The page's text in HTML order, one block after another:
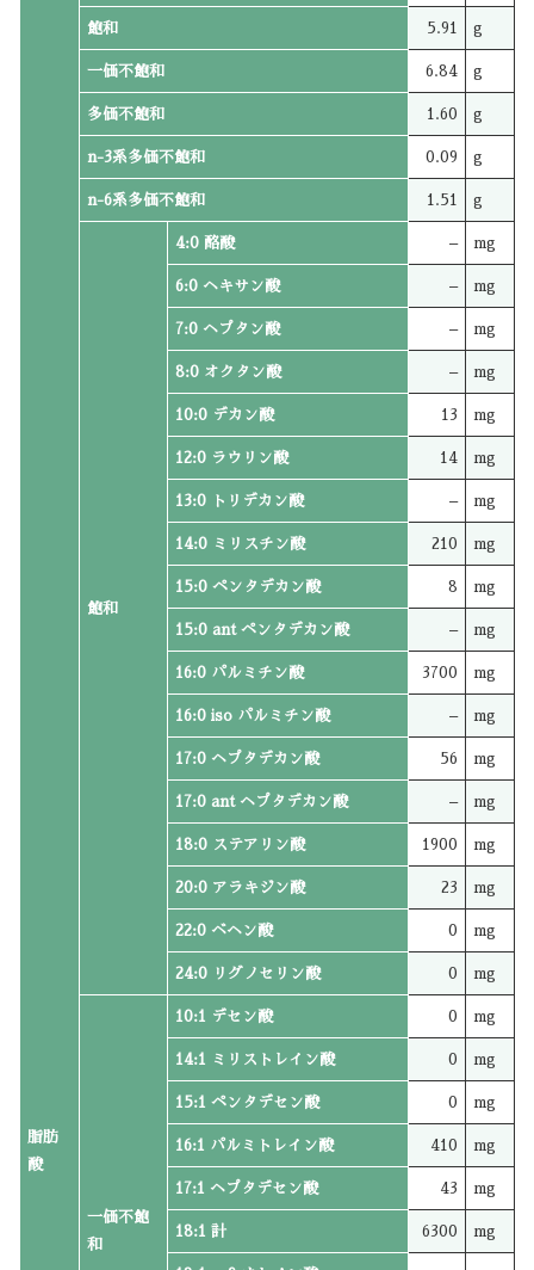
脂肪
酸
飽和 5.91 g
一価不飽和 6.84 g
多価不飽和 1.60 g
n-3系多価不飽和 0.09 g
n-6系多価不飽和 1.51 g
飽和
4:0 酪酸 – mg
6:0 ヘキサン酸 – mg
7:0 ヘプタン酸 – mg
8:0 オクタン酸 – mg
10:0 デカン酸 13 mg
12:0 ラウリン酸 14 mg
13:0 トリデカン酸 – mg
14:0 ミリスチン酸 210 mg
15:0 ペンタデカン酸 8 mg
15:0 ant ペンタデカン酸 – mg
16:0 パルミチン酸 3700 mg
16:0 iso パルミチン酸 – mg
17:0 ヘプタデカン酸 56 mg
17:0 ant ヘプタデカン酸 – mg
18:0 ステアリン酸 1900 mg
20:0 アラキジン酸 23 mg
22:0 ベヘン酸 0 mg
24:0 リグノセリン酸 0 mg
一価不飽
和
10:1 デセン酸 0 mg
14:1 ミリストレイン酸 0 mg
15:1 ペンタデセン酸 0 mg
16:1 パルミトレイン酸 410 mg
17:1 ヘプタデセン酸 43 mg
18:1 計 6300 mg